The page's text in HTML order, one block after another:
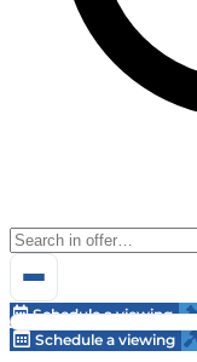
Schedule a viewing
Schedule a viewing